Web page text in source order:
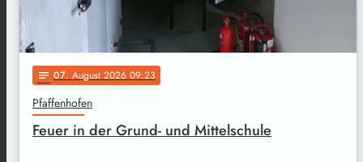
notes 07. August 2026 09:23
Pfaffenhofen
Feuer in der Grund- und Mittelschule